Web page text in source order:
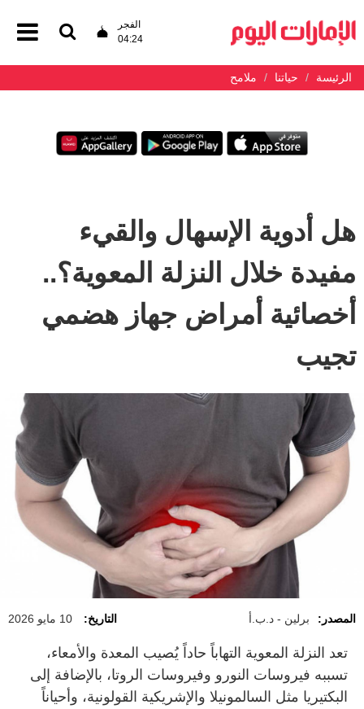
الفجر
04:24
الرئيسة حياتنا ملامح
هل أدوية الإسهال والقيء
مفيدة خلال النزلة المعوية؟..
أخصائية أمراض جهاز هضمي
تجيب
المصدر: برلين - د.ب.أ التاريخ: 10 مايو 2026
تعد النزلة المعوية التهاباً حاداً يُصيب المعدة والأمعاء،
تسببه فيروسات النورو وفيروسات الروتا، بالإضافة إلى
البكتيريا مثل السالمونيلا والإشريكية القولونية، وأحياناً